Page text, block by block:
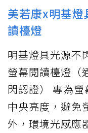
美若康x明基
讀檯燈
明基燈具光源不
螢幕閱讀檯燈（
閃認證） 專為
中央亮度，避免
外，環境光感應